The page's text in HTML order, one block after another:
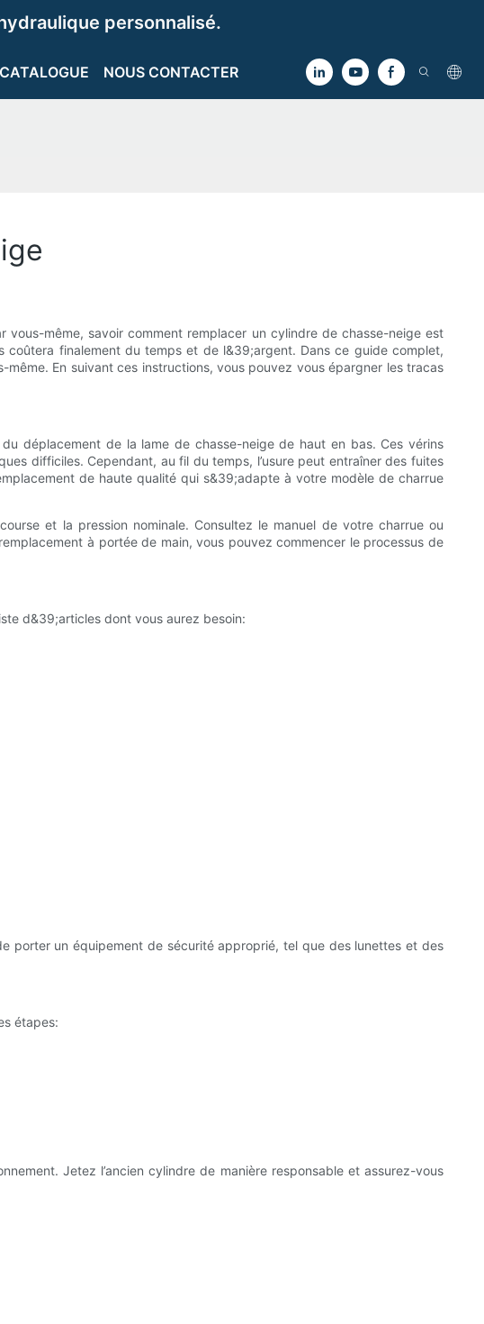
personnalisé.
CATALOGUE NOUS CONTACTER
même, savoir comment remplacer un cylindre de chasse-neige est
finalement du temps et de l&39;argent. Dans ce guide complet,
En suivant ces instructions, vous pouvez vous épargner les tracas
déplacement de la lame de chasse-neige de haut en bas. Ces vérins
difficiles. Cependant, au fil du temps, l’usure peut entraîner des fuites
de haute qualité qui s&39;adapte à votre modèle de charrue
et la pression nominale. Consultez le manuel de votre charrue ou
à portée de main, vous pouvez commencer le processus de
d&39;articles dont vous aurez besoin:
porter un équipement de sécurité approprié, tel que des lunettes et des
étapes:
Jetez l’ancien cylindre de manière responsable et assurez-vous